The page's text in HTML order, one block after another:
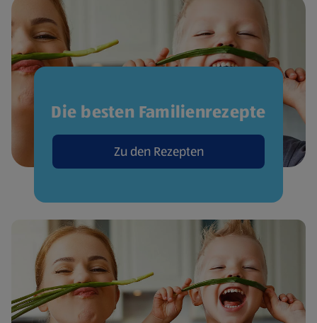
Die besten Familienrezepte
Zu den Rezepten